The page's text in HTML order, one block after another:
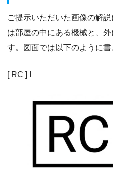
ご提示いただいた画像の解
は部屋の中にある機械と、
す。図面では以下のように書
[ RC ] I